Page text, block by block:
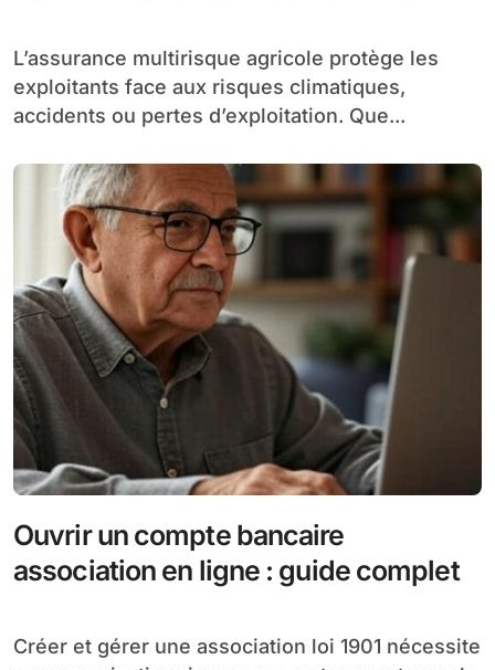
L’assurance multirisque agricole protège les
exploitants face aux risques climatiques,
accidents ou pertes d’exploitation. Que...
Ouvrir un compte bancaire
association en ligne : guide complet
Créer et gérer une association loi 1901 nécessite